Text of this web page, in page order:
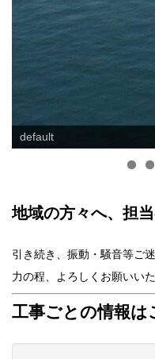
default
地域の方々へ、担
引き続き、振動・騒音等ご
力の程、よろしくお願いいた
工事ごとの情報は